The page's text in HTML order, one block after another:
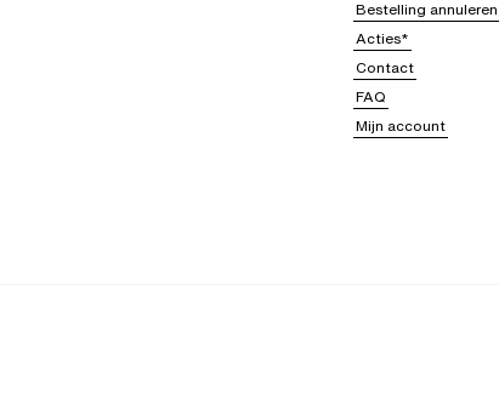
Bestelling annuleren
Acties*
Contact
FAQ
Mijn account